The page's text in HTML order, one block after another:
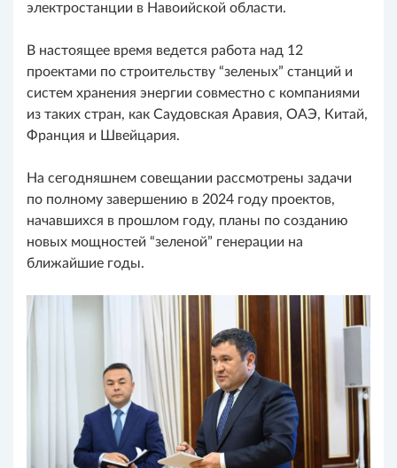
электростанции в Навоийской области.
В настоящее время ведется работа над 12
проектами по строительству “зеленых” станций и
систем хранения энергии совместно с компаниями
из таких стран, как Саудовская Аравия, ОАЭ, Китай,
Франция и Швейцария.
На сегодняшнем совещании рассмотрены задачи
по полному завершению в 2024 году проектов,
начавшихся в прошлом году, планы по созданию
новых мощностей “зеленой” генерации на
ближайшие годы.